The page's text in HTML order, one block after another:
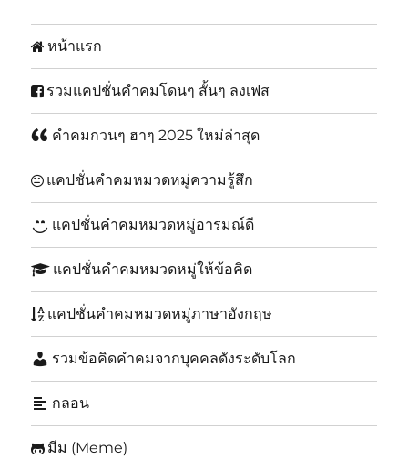
หน้าแรก
รวมแคปชั่นคำคมโดนๆ สั้นๆ ลงเฟส
คำคมกวนๆ ฮาๆ 2025 ใหม่ล่าสุด
แคปชั่นคำคมหมวดหมู่ความรู้สึก
แคปชั่นคำคมหมวดหมู่อารมณ์ดี
แคปชั่นคำคมหมวดหมู่ให้ข้อคิด
แคปชั่นคำคมหมวดหมู่ภาษาอังกฤษ
รวมข้อคิดคำคมจากบุคคลดังระดับโลก
กลอน
มีม (Meme)